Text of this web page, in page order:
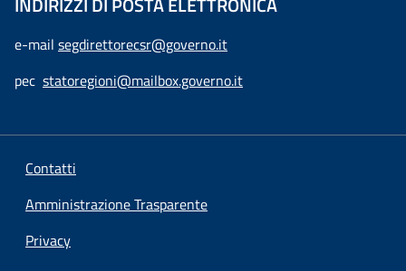
e-mail segdirettorecsr@governo.it
pec statoregioni@mailbox.governo.it
Contatti
Amministrazione Trasparente
Privacy